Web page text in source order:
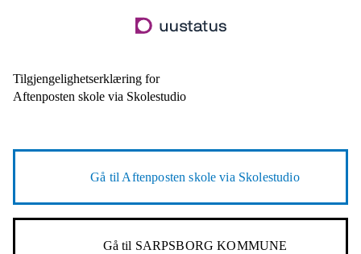
til
Tilgjengelighetserklæring for
Aftenposten skole via Skolestudio
Gå tilAftenposten skole via Skolestudio
Gå til SARPSBORG KOMMUNE